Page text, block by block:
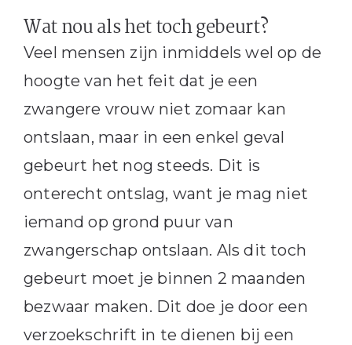
Wat nou als het toch gebeurt?
Veel mensen zijn inmiddels wel op de
hoogte van het feit dat je een
zwangere vrouw niet zomaar kan
ontslaan, maar in een enkel geval
gebeurt het nog steeds. Dit is
onterecht ontslag, want je mag niet
iemand op grond puur van
zwangerschap ontslaan. Als dit toch
gebeurt moet je binnen 2 maanden
bezwaar maken. Dit doe je door een
verzoekschrift in te dienen bij een